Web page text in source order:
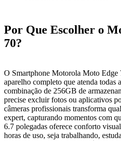
Por Que Escolher o
70?
O Smartphone Motorola Moto Edge
aparelho completo que atenda todas
combinação de 256GB de
precise excluir fotos ou aplicativos
câmeras profissionais transforma
expert, capturando momentos com
6.7 polegadas oferece conforto
horas de uso, seja trabalhando,